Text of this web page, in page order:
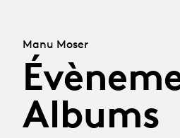
Manu Moser
Albums